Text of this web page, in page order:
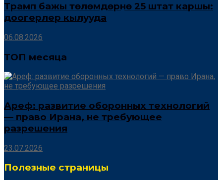
Трамп бажы төлөмдөрүнө 25 штат каршы:
доогерлер кылууда
06.08.2026
ТОП месяца
Ареф: развитие оборонных технологий
— право Ирана, не требующее
разрешения
23.07.2026
Полезные страницы